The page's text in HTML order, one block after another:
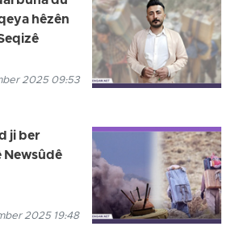
hêzên
2025 09:53
ji ber
Newsûdê
2025 19:48